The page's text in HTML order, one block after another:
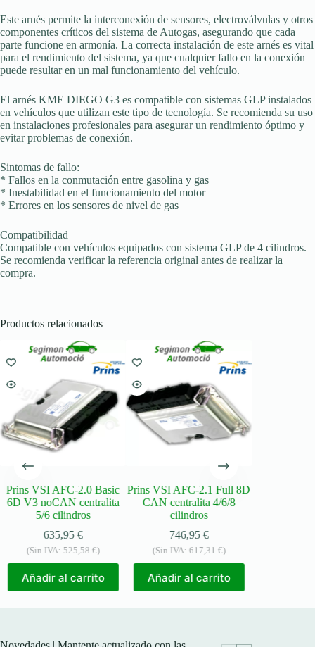
Este arnés permite la interconexión de sensores, electroválvulas y otros
componentes críticos del sistema de Autogas, asegurando que cada
parte funcione en armonía. La correcta instalación de este arnés es vital
para el rendimiento del sistema, ya que cualquier fallo en la conexión
puede resultar en un mal funcionamiento del vehículo.
El arnés KME DIEGO G3 es compatible con sistemas GLP instalados
en vehículos que utilizan este tipo de tecnología. Se recomienda su uso
en instalaciones profesionales para asegurar un rendimiento óptimo y
evitar problemas de conexión.
Sintomas de fallo:
* Fallos en la conmutación entre gasolina y gas
* Inestabilidad en el funcionamiento del motor
* Errores en los sensores de nivel de gas
Compatibilidad
Compatible con vehículos equipados con sistema GLP de 4 cilindros.
Se recomienda verificar la referencia original antes de realizar la
compra.
Productos relacionados
Prins VSI AFC-2.0 Basic
6D V3 noCAN centralita
5/6 cilindros
635,95 €
(Sin IVA: 525,58 €)
Añadir al carrito
Prins VSI AFC-2.1 Full 8D
CAN centralita 4/6/8
cilindros
746,95 €
(Sin IVA: 617,31 €)
Añadir al carrito